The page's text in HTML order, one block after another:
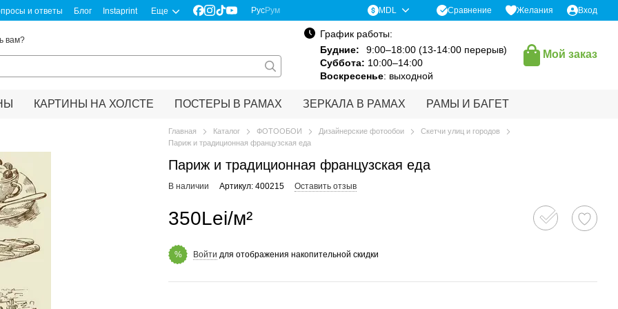
и ответы Блог Instaprint Еще РусРум MDL Сравнение Желания Вход
вам?
График работы:
Будние:
9:00–18:00 (13-14:00 перерыв)
Суббота: 10:00–14:00
Воскресенье: выходной
Мой заказ
КАРТИНЫ НА ХОЛСТЕ ПОСТЕРЫ В РАМАХ ЗЕРКАЛА В РАМАХ РАМЫ И БАГЕТ
Главная Каталог ФОТООБОИ Дизайнерские фотообои
Скетчи улиц и городов
Париж и традиционная французская еда
Париж и традиционная французская еда
В наличии Артикул: 400215 Оставить отзыв
350Lei/м²
% Войти для отображения накопительной скидки